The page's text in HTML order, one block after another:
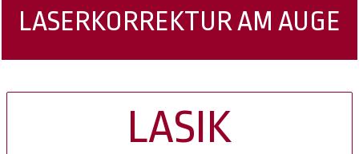
LASERKORREKTUR AM AUGE
LASIK